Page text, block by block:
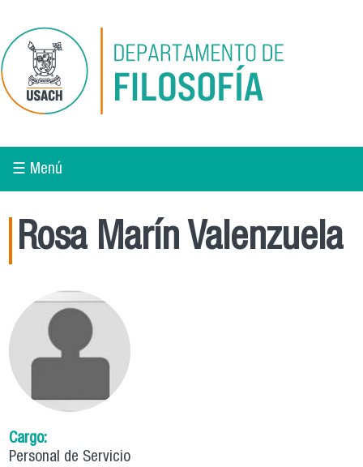
☰ Menú
Rosa Marín Valenzuela
Cargo:
Personal de Servicio